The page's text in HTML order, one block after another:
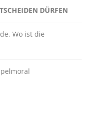
DÜRFEN
Wo ist die